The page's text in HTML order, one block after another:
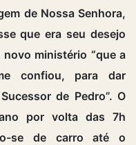
de Nossa Senhora,
que era seu desejo
ministério “que a
confiou, para dar
de Pedro”. O
por volta das 7h
se de carro até o